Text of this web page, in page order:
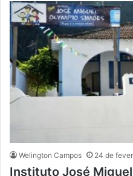
Welington Campos 24 de
Instituto José